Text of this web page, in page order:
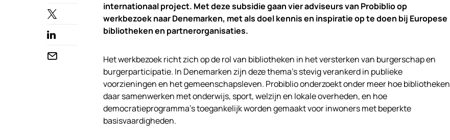
internationaalproject. Met deze subsidie gaan vier adviseurs van Probiblio op
werkbezoek naar Denemarken, met als doel kennis en inspiratie op te doen bij Europese
bibliotheken en partnerorganisaties.
Het werkbezoek richt zich op de rol van bibliotheken in het versterken van burgerschap en
burgerparticipatie. In Denemarken zijn deze thema’s stevig verankerd in publieke
voorzieningen en het gemeenschapsleven. Probiblio onderzoekt onder meer hoe bibliotheken
daar samenwerken met onderwijs, sport, welzijn en lokale overheden, en hoe
democratieprogramma’s toegankelijk worden gemaakt voor inwoners met beperkte
basisvaardigheden.